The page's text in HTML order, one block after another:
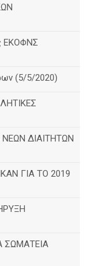
ΕΚΟΦΝΣ
(5/5/2020)
ΔΙΑΙΤΗΤΩΝ
ΓΙΑ ΤΟ 2019
ΣΩΜΑΤΕΙΑ